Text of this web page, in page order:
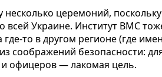
церемоний,
всей Украине. Институт ВМС
то в другом регионе (где
соображений безопасности:
офицеров — лакомая цель.